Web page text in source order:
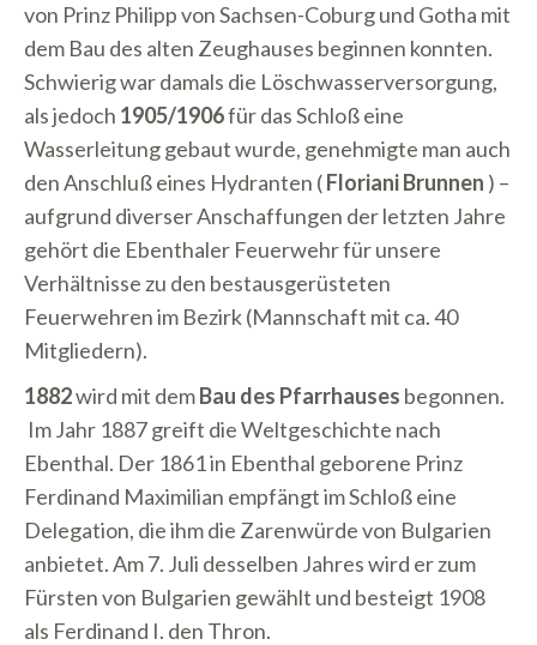
von Prinz Philipp von Sachsen-Coburg und Gotha mit
dem Bau des alten Zeughauses beginnen konnten.
Schwierig war damals die Löschwasserversorgung,
als jedoch 1905/1906für das Schloß eine
Wasserleitung gebaut wurde, genehmigte man auch
den Anschluß eines Hydranten (Floriani Brunnen ) –
aufgrund diverser Anschaffungen der letzten Jahre
gehört die Ebenthaler Feuerwehr für unsere
Verhältnisse zu den bestausgerüsteten
Feuerwehren im Bezirk (Mannschaft mit ca. 40
Mitgliedern).
1882wird mit demBau des Pfarrhauses begonnen.
Im Jahr 1887 greift die Weltgeschichte nach
Ebenthal. Der 1861 in Ebenthal geborene Prinz
Ferdinand Maximilian empfängt im Schloß eine
Delegation, die ihm die Zarenwürde von Bulgarien
anbietet. Am 7. Juli desselben Jahres wird er zum
Fürsten von Bulgarien gewählt und besteigt 1908
als Ferdinand I. den Thron.